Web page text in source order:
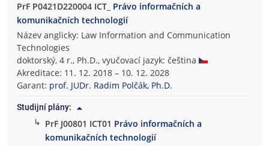
PrF P0421D220004 ICT_ Právo informačních a
komunikačních technologií
Název anglicky: Law Information and Communication
Technologies
doktorský, 4 r., Ph.D., vyučovací jazyk: čeština
Akreditace: 11. 12. 2018 – 10. 12. 2028
Garant: prof. JUDr. Radim Polčák, Ph.D.
Studijní plány:
↳ PrF J00801 ICT01 Právo informačních a
komunikačních technologií